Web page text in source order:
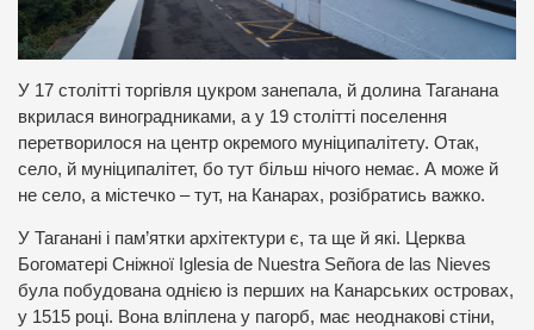
У 17 столітті торгівля цукром занепала, й долина Таганана
вкрилася виноградниками, а у 19 столітті поселення
перетворилося на центр окремого муніципалітету. Отак,
село, й муніципалітет, бо тут більш нічого немає. А може й
не село, а містечко – тут, на Канарах, розібратись важко.
У Таганані і пам’ятки архітектури є, та ще й які. Церква
Богоматері Сніжної Iglesia de Nuestra Señora de las Nieves
була побудована однією із перших на Канарських островах,
у 1515 році. Вона вліплена у пагорб, має неоднакові стіни,